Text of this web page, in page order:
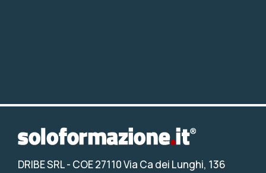
DRIBE SRL- COE 27110 Via Ca dei Lunghi, 136